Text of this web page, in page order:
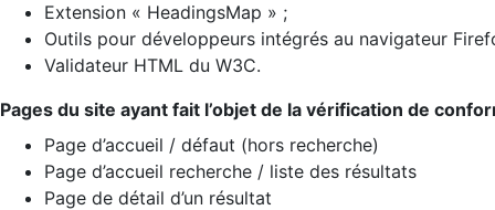
Extension « HeadingsMap » ;
Outils pour développeurs intégrés au navigateur
Validateur HTML du W3C.
Pages du site ayant fait l’objet de la vérification de
Page d’accueil / défaut (hors recherche)
Page d’accueil recherche / liste des résultats
Page de détail d’un résultat